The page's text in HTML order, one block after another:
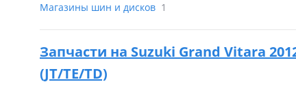
Магазины шин и дисков 1
Запчасти на Suzuki Grand Vitara
(JT/TE/TD)